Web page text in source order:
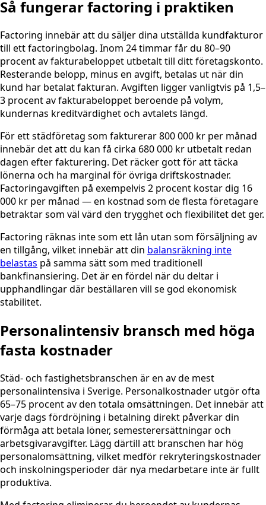
Så fungerar factoring i praktiken
Factoring innebär att du säljer dina utställda kundfakturor
till ett factoringbolag. Inom 24 timmar får du 80–90
procent av fakturabeloppet utbetalt till ditt företagskonto.
Resterande belopp, minus en avgift, betalas ut när din
kund har betalat fakturan. Avgiften ligger vanligtvis på 1,5–
3 procent av fakturabeloppet beroende på volym,
kundernas kreditvärdighet och avtalets längd.
För ett städföretag som fakturerar 800 000 kr per månad
innebär det att du kan få cirka 680 000 kr utbetalt redan
dagen efter fakturering. Det räcker gott för att täcka
lönerna och ha marginal för övriga driftskostnader.
Factoringavgiften på exempelvis 2 procent kostar dig 16
000 kr per månad — en kostnad som de flesta företagare
betraktar som väl värd den trygghet och flexibilitet det ger.
Factoring räknas inte som ett lån utan som försäljning av
en tillgång, vilket innebär att din balansräkning inte
belastas på samma sätt som med traditionell
bankfinansiering. Det är en fördel när du deltar i
upphandlingar där beställaren vill se god ekonomisk
stabilitet.
Personalintensiv bransch med höga
fasta kostnader
Städ- och fastighetsbranschen är en av de mest
personalintensiva i Sverige. Personalkostnader utgör ofta
65–75 procent av den totala omsättningen. Det innebär att
varje dags fördröjning i betalning direkt påverkar din
förmåga att betala löner, semesterersättningar och
arbetsgivaravgifter. Lägg därtill att branschen har hög
personalomsättning, vilket medför rekryteringskostnader
och inskolningsperioder där nya medarbetare inte är fullt
produktiva.